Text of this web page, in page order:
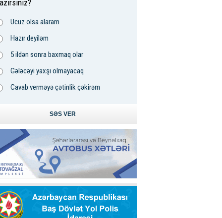
Ucuz olsa alaram
Hazır deyiləm
5 ildən sonra baxmaq olar
Gələcəyi yaxşı olmayacaq
Cavab verməyə çətinlik çəkirəm